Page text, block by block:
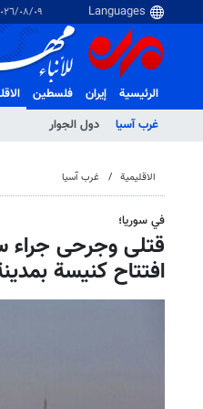
٠٩‏/٠٨‏/٢٠٢٦
الرئيسية إيران فلسطین
غرب آسیا
دول الجوار
الاقلیمیة غرب آسیا
في سوريا؛
قتلى وجرحى جراء
افتتاح كنيسة